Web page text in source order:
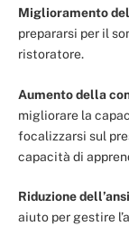
Miglioramento
prepararsi per il
ristoratore.
Aumento della
migliorare la
focalizzarsi sul
capacità di
Riduzione
aiuto per gestire